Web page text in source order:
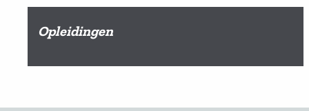
Opleidingen